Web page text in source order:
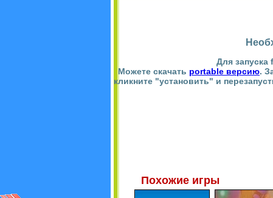
Для запуска
Можете скачать portable версию.
кликните "установить" и
Похожие игры